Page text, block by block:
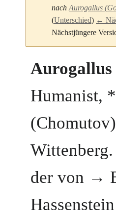
nach Aurogallus
(Unterschied) ←
Nächstjüngere
Humanist,
(Chomutov)
Wittenberg
der von →